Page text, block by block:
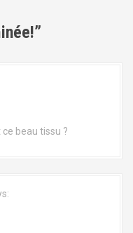
”
ce beau tissu ?